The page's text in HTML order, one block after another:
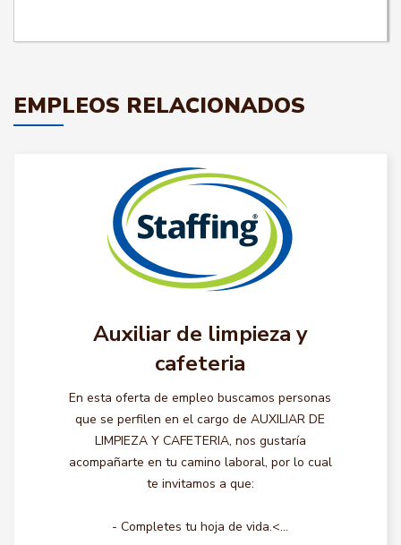
EMPLEOS RELACIONADOS
Auxiliar de limpieza y
cafeteria
En esta oferta de empleo buscamos personas
que se perfilen en el cargo de AUXILIAR DE
LIMPIEZA Y CAFETERIA, nos gustaría
acompañarte en tu camino laboral, por lo cual
te invitamos a que:
- Completes tu hoja de vida.<...